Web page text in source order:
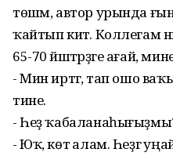
төшәм, автор урында
ҡайтып китә. Коллегам
65-70 йәштәрҙәге ағай,
- Мин иртәгә, тап ошо
тине.
- Һеҙ
- Юҡ, көтә алам. Һеҙгә